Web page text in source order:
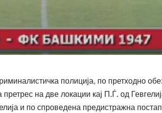
полиција, по претходно
на две локации кај П.Ѓ. од
и по спроведена предистражна